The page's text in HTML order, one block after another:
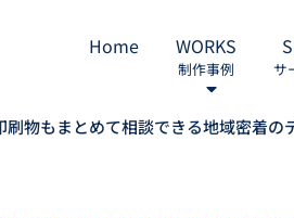
物もまとめて相談できる地域密着の
Home WORKS
制作事例 サ